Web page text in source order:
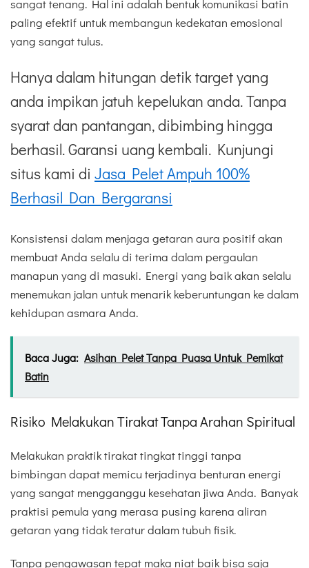
sangat tenang. Hal ini adalah bentuk komunikasi batin
paling efektif untuk membangun kedekatan emosional
yang sangat tulus.
Hanya dalam hitungan detik target yang
anda impikan jatuh kepelukan anda. Tanpa
syarat dan pantangan, dibimbing hingga
berhasil. Garansi uang kembali. Kunjungi
situs kami di Jasa Pelet Ampuh 100%
Berhasil Dan Bergaransi
Konsistensi dalam menjaga getaran aura positif akan
membuat Anda selalu di terima dalam pergaulan
manapun yang di masuki. Energi yang baik akan selalu
menemukan jalan untuk menarik keberuntungan ke dalam
kehidupan asmara Anda.
Baca Juga: Asihan Pelet Tanpa Puasa Untuk Pemikat
Batin
Risiko Melakukan Tirakat Tanpa Arahan Spiritual
Melakukan praktik tirakat tingkat tinggi tanpa
bimbingan dapat memicu terjadinya benturan energi
yang sangat mengganggu kesehatan jiwa Anda. Banyak
praktisi pemula yang merasa pusing karena aliran
getaran yang tidak teratur dalam tubuh fisik.
Tanpa pengawasan tepat maka niat baik bisa saja